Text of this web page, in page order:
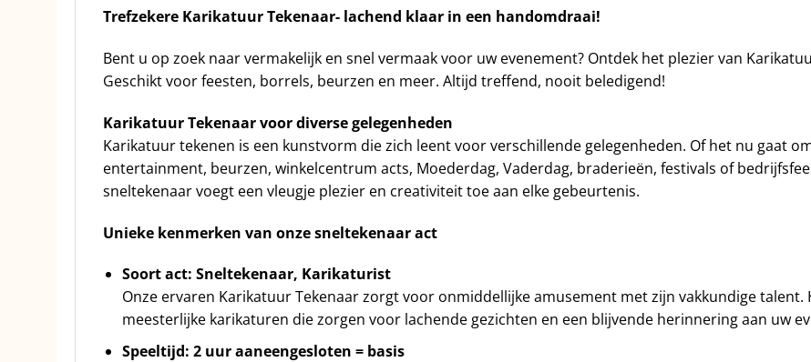
Trefzekere Karikatuur Tekenaar- lachend klaar in een handomdraai!
Bent u op zoek naar vermakelijk en snel vermaak voor uw evenement? Ontdek het plezier van
Geschikt voor feesten, borrels, beurzen en meer. Altijd treffend, nooit beledigend!
Karikatuur Tekenaar voor diverse gelegenheden
Karikatuur tekenen is een kunstvorm die zich leent voor verschillende gelegenheden. Of het nu gaat
entertainment, beurzen, winkelcentrum acts, Moederdag, Vaderdag, braderieën, festivals of
sneltekenaar voegt een vleugje plezier en creativiteit toe aan elke gebeurtenis.
Unieke kenmerken van onze sneltekenaar act
Soort act: Sneltekenaar, Karikaturist
Onze ervaren Karikatuur Tekenaar zorgt voor onmiddellijke amusement met zijn vakkundige talent.
meesterlijke karikaturen die zorgen voor lachende gezichten en een blijvende herinnering aan uw
Speeltijd: 2 uur aaneengesloten = basis